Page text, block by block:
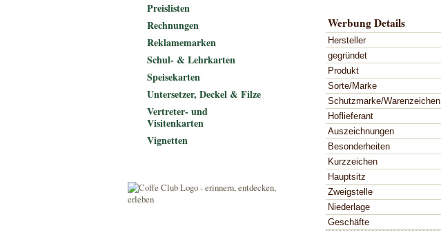
Werbung Details
Hersteller
gegründet
Produkt
Sorte/Marke
Schutzmarke/Warenzeichen
Hoflieferant
Auszeichnungen
Besonderheiten
Kurzzeichen
Hauptsitz
Zweigstelle
Niederlage
Geschäfte
Preislisten
Rechnungen
Reklamemarken
Schul- & Lehrkarten
Speisekarten
Untersetzer, Deckel & Filze
Vertreter- und
Visitenkarten
Vignetten